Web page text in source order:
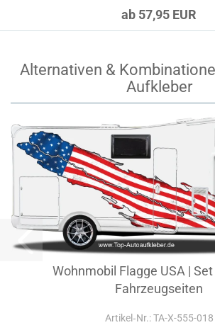
ab 57,95 EUR
Alternativen &
Aufkleber
Wohnmobil Flagge USA |
Fahrzeugseiten
Artikel‑Nr.: TA-X-555-018